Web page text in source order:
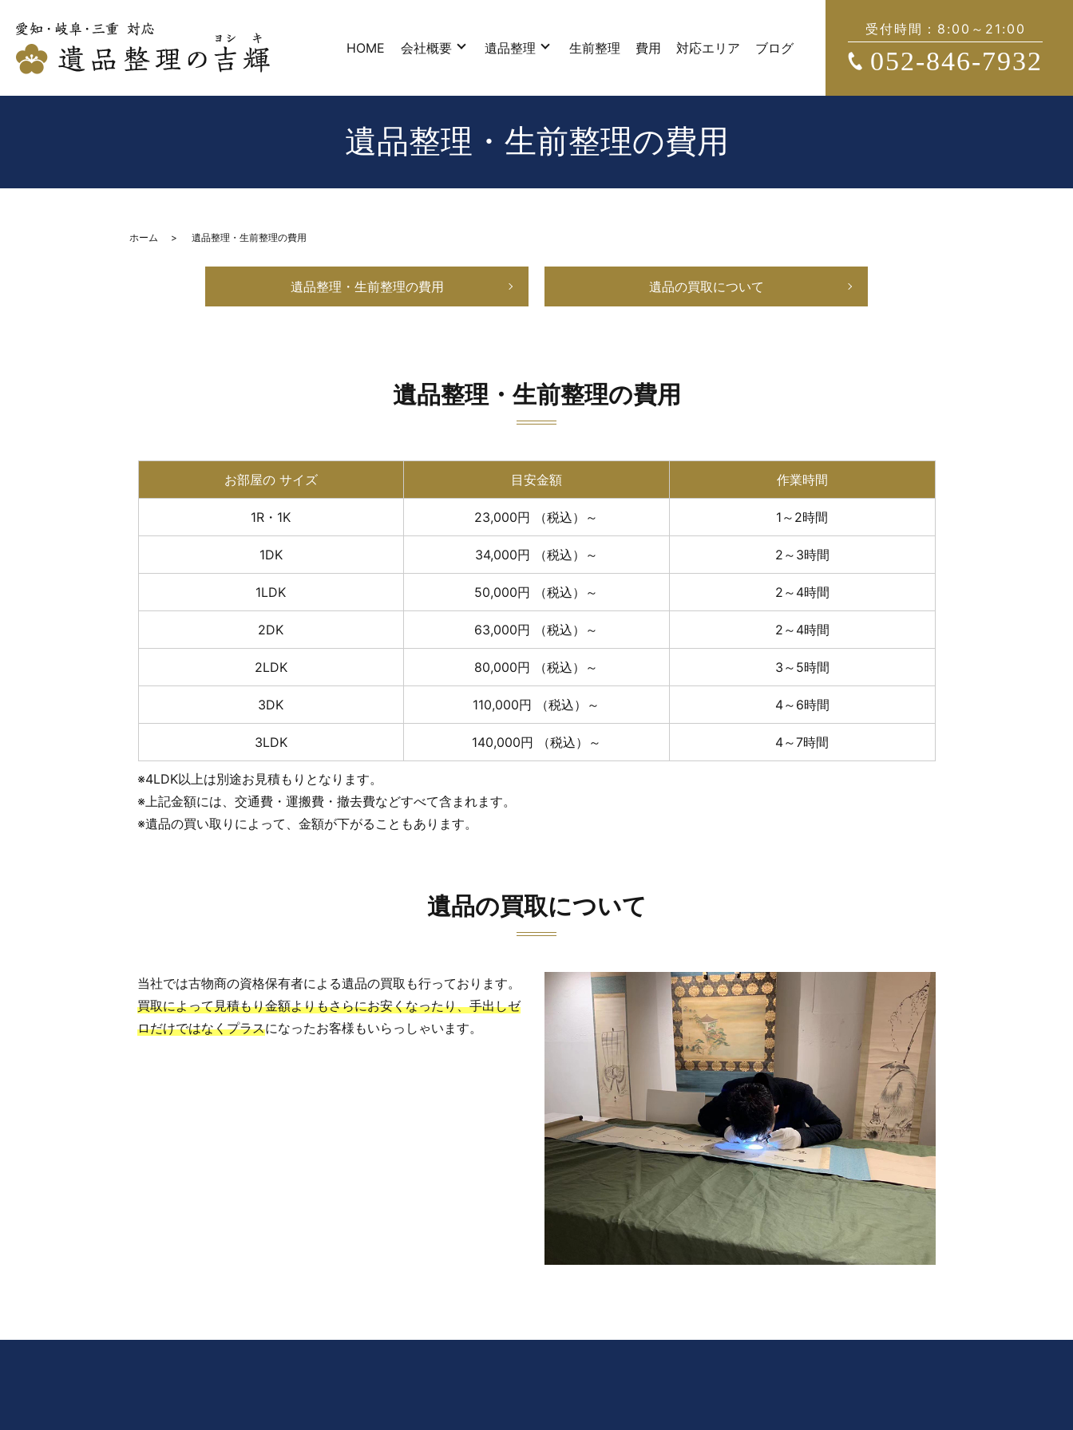
HOME 会社概要 遺品整理 生前整理 費用 対応エリア ブログ
受付時間：8:00～21:00
052-846-7932
遺品整理・生前整理の費用
ホーム 遺品整理・生前整理の費用
遺品整理・生前整理の費用 遺品の買取について
遺品整理・生前整理の費用
お部屋のサイズ 目安金額 作業時間
1R・1K 23,000円 （税込）～ 1～2時間
1DK 34,000円 （税込）～ 2～3時間
1LDK 50,000円 （税込）～ 2～4時間
2DK 63,000円 （税込）～ 2～4時間
2LDK 80,000円 （税込）～ 3～5時間
3DK 110,000円 （税込）～ 4～6時間
3LDK 140,000円 （税込）～ 4～7時間
※4LDK以上は別途お見積もりとなります。
※上記金額には、交通費・運搬費・撤去費などすべて含まれます。
※遺品の買い取りによって、金額が下がることもあります。
遺品の買取について
当社では古物商の資格保有者による遺品の買取も行っております。
買取によって見積もり金額よりもさらにお安くなったり、手出しゼ
ロだけではなくプラスになったお客様もいらっしゃいます。